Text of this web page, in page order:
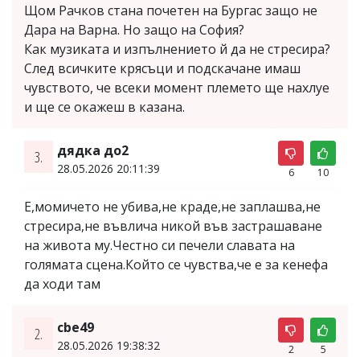
Щом Рачков стана почетен на Бургас защо не
Дара на Варна. Но защо на София?
Как музиката и изпълнението й да не стресира?
След всичките крясъци и подскачане имаш
чувството, че всеки момент племето ще нахлуе
и ще се окажеш в казана.
3. дядка до2
28.05.2026 20:11:39 6 10
Е,момичето не убива,не краде,не заплашва,не
стресира,не въвлича никой във застрашаване
на живота му.Честно си печели славата на
голямата сцена.Който се чувства,че е за кенефа
да ходи там
2. cbe49
28.05.2026 19:38:32 2 5